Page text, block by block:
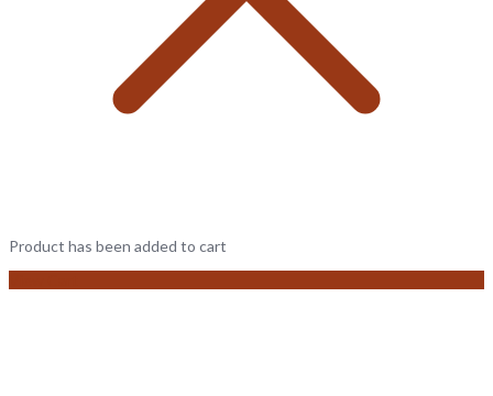
Product has been added to cart